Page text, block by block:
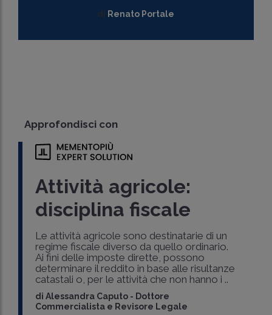
di Renato Portale
Approfondisci con
Attività agricole:
disciplina fiscale
Le attività agricole sono destinatarie di un
regime fiscale diverso da quello ordinario.
Ai fini delle imposte dirette, possono
determinare il reddito in base alle risultanze
catastali o, per le attività che non hanno i ..
diAlessandra Caputo - Dottore
Commercialista e Revisore Legale